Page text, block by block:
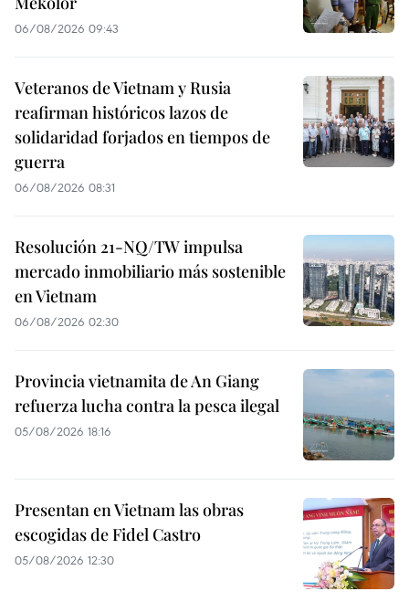
06/08/2026 09:43
Veteranos de Vietnam y Rusia
reafirman históricos lazos de
solidaridad forjados en tiempos de
guerra
06/08/2026 08:31
Resolución 21-NQ/TW impulsa
mercado inmobiliario más sostenible
en Vietnam
06/08/2026 02:30
Provincia vietnamita de An Giang
refuerza lucha contra la pesca ilegal
05/08/2026 18:16
Presentan en Vietnam las obras
escogidas de Fidel Castro
05/08/2026 12:30